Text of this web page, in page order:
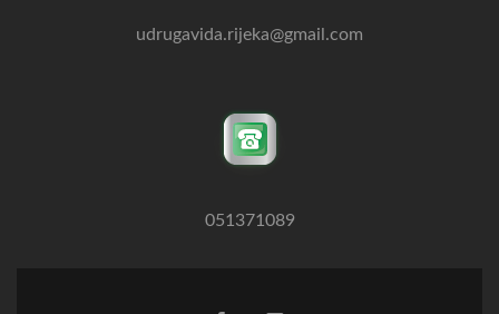
udrugavida.rijeka@gmail.com
051371089